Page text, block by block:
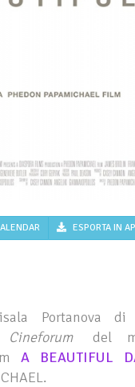
ESPORTA IN
Portanova di
Cineforum
del
A BEAUTIFUL